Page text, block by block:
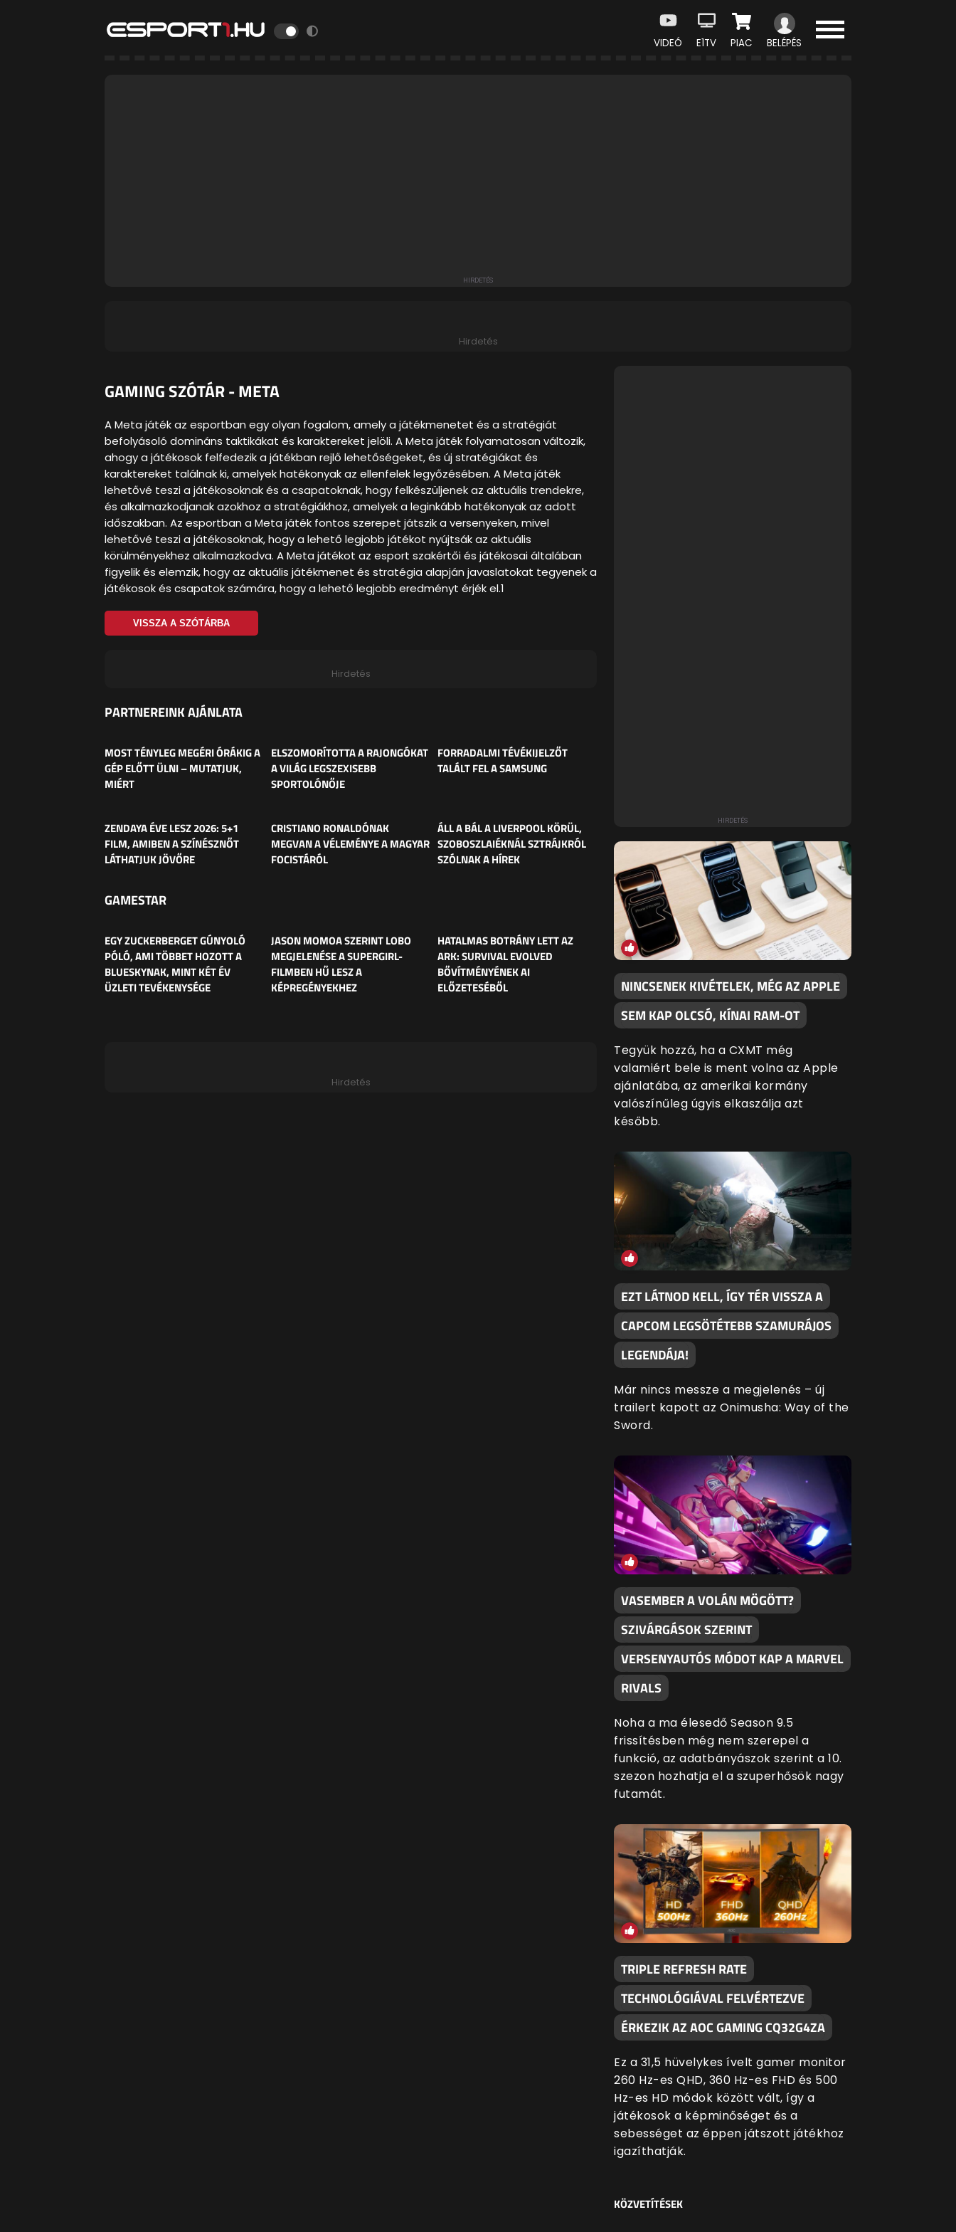
VIDEÓ E1TV PIAC BELÉPÉS
Hirdetés
GAMING SZÓTÁR - META
A Meta játék az esportban egy olyan fogalom, amely a játékmenetet és a stratégiát
befolyásoló domináns taktikákat és karaktereket jelöli. A Meta játék folyamatosan változik,
ahogy a játékosok felfedezik a játékban rejlő lehetőségeket, és új stratégiákat és
karaktereket találnak ki, amelyek hatékonyak az ellenfelek legyőzésében. A Meta játék
lehetővé teszi a játékosoknak és a csapatoknak, hogy felkészüljenek az aktuális trendekre,
és alkalmazkodjanak azokhoz a stratégiákhoz, amelyek a leginkább hatékonyak az adott
időszakban. Az esportban a Meta játék fontos szerepet játszik a versenyeken, mivel
lehetővé teszi a játékosoknak, hogy a lehető legjobb játékot nyújtsák az aktuális
körülményekhez alkalmazkodva. A Meta játékot az esport szakértői és játékosai általában
figyelik és elemzik, hogy az aktuális játékmenet és stratégia alapján javaslatokat tegyenek a
játékosok és csapatok számára, hogy a lehető legjobb eredményt érjék el.1
VISSZA A SZÓTÁRBA
Hirdetés
PARTNEREINK AJÁNLATA
MOST TÉNYLEG MEGÉRI ÓRÁKIG A
GÉP ELŐTT ÜLNI – MUTATJUK,
MIÉRT
ELSZOMORÍTOTTA A RAJONGÓKAT
A VILÁG LEGSZEXISEBB
SPORTOLÓNŐJE
FORRADALMI TÉVÉKIJELZŐT
TALÁLT FEL A SAMSUNG
ZENDAYA ÉVE LESZ 2026: 5+1
FILM, AMIBEN A SZÍNÉSZNŐT
LÁTHATJUK JÖVŐRE
CRISTIANO RONALDÓNAK
MEGVAN A VÉLEMÉNYE A MAGYAR
FOCISTÁRÓL
ÁLL A BÁL A LIVERPOOL KÖRÜL,
SZOBOSZLAIÉKNÁL SZTRÁJKRÓL
SZÓLNAK A HÍREK
GAMESTAR
EGY ZUCKERBERGET GÚNYOLÓ
PÓLÓ, AMI TÖBBET HOZOTT A
BLUESKYNAK, MINT KÉT ÉV
ÜZLETI TEVÉKENYSÉGE
JASON MOMOA SZERINT LOBO
MEGJELENÉSE A SUPERGIRL-
FILMBEN HŰ LESZ A
KÉPREGÉNYEKHEZ
HATALMAS BOTRÁNY LETT AZ
ARK: SURVIVAL EVOLVED
BŐVÍTMÉNYÉNEK AI
ELŐZETESÉBŐL
Hirdetés
NINCSENEK KIVÉTELEK, MÉG AZ APPLE
SEM KAP OLCSÓ, KÍNAI RAM-OT
Tegyük hozzá, ha a CXMT még
valamiért bele is ment volna az Apple
ajánlatába, az amerikai kormány
valószínűleg úgyis elkaszálja azt
később.
EZT LÁTNOD KELL, ÍGY TÉR VISSZA A
CAPCOM LEGSÖTÉTEBB SZAMURÁJOS
LEGENDÁJA!
Már nincs messze a megjelenés – új
trailert kapott az Onimusha: Way of the
Sword.
VASEMBER A VOLÁN MÖGÖTT?
SZIVÁRGÁSOK SZERINT
VERSENYAUTÓS MÓDOT KAP A MARVEL
RIVALS
Noha a ma élesedő Season 9.5
frissítésben még nem szerepel a
funkció, az adatbányászok szerint a 10.
szezon hozhatja el a szuperhősök nagy
futamát.
TRIPLE REFRESH RATE
TECHNOLÓGIÁVAL FELVÉRTEZVE
ÉRKEZIK AZ AOC GAMING CQ32G4ZA
Ez a 31,5 hüvelykes ívelt gamer monitor
260 Hz-es QHD, 360 Hz-es FHD és 500
Hz-es HD módok között vált, így a
játékosok a képminőséget és a
sebességet az éppen játszott játékhoz
igazíthatják.
KÖZVETÍTÉSEK